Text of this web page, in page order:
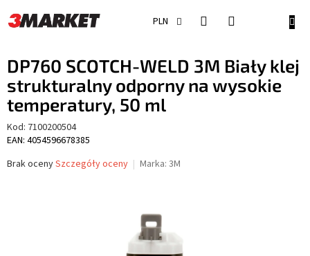
do
treści
PLN
DP760 SCOTCH-WELD 3M Biały klej
strukturalny odporny na wysokie
temperatury, 50 ml
Kod: 7100200504
EAN: 4054596678385
Średnia
Brak ocenySzczegóły oceny Marka: 3M